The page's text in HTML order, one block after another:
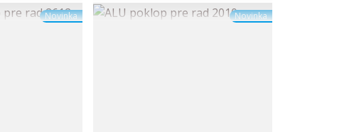
Novinka Novinka